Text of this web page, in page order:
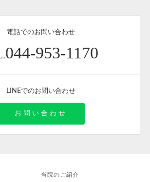
電話でのお問い合わせ
044-953-1170
LINEでのお問い合わせ
お問い合わせ
当院のご紹介